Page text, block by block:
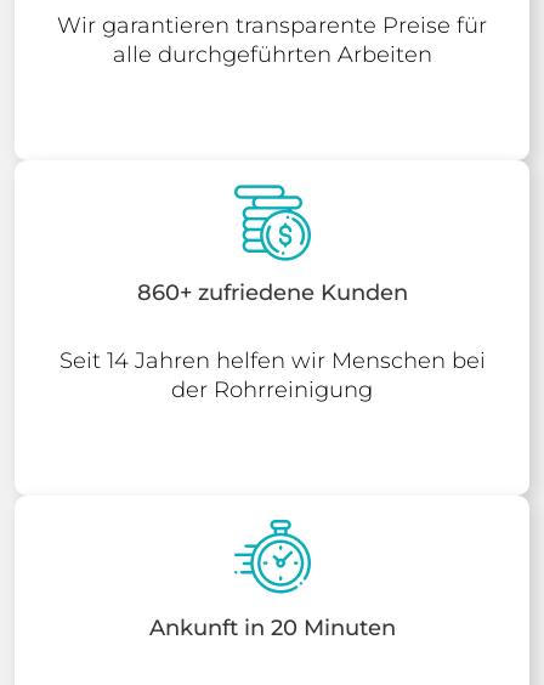
Wir garantieren transparente Preise für
alle durchgeführten Arbeiten
860+ zufriedene Kunden
Seit 14 Jahren helfen wir Menschen bei
der Rohrreinigung
Ankunft in 20 Minuten